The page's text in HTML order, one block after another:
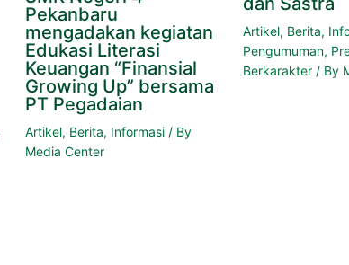
Pekanbaru
mengadakan kegiatan
Edukasi Literasi
Keuangan “Finansial
Growing Up” bersama
PT Pegadaian
Artikel, Berita, Informasi / By
Media Center
Artikel, Berita,
Pengumuman,
Berkarakter/ By